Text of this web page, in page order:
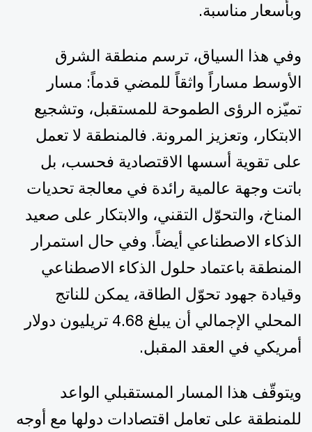
وبأسعار مناسبة.
وفي هذا السياق، ترسم منطقة الشرق
الأوسط مساراً واثقاً للمضي قدماً: مسار
تميّزه الرؤى الطموحة للمستقبل، وتشجيع
الابتكار، وتعزيز المرونة. فالمنطقة لا تعمل
على تقوية أسسها الاقتصادية فحسب، بل
باتت وجهة عالمية رائدة في معالجة تحديات
المناخ، والتحوّل التقني، والابتكار على صعيد
الذكاء الاصطناعي أيضاً. وفي حال استمرار
المنطقة باعتماد حلول الذكاء الاصطناعي
وقيادة جهود تحوّل الطاقة، يمكن للناتج
المحلي الإجمالي أن يبلغ 4.68 تريليون دولار
أمريكي في العقد المقبل.
ويتوقّف هذا المسار المستقبلي الواعد
للمنطقة على تعامل اقتصادات دولها مع أوجه